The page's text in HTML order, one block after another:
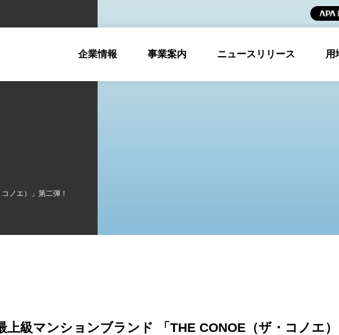
企業情報 事業案内 ニュースリリース 用
ノエ）」第二弾！
上級マンションブランド 「THE CONOE（ザ・コノエ